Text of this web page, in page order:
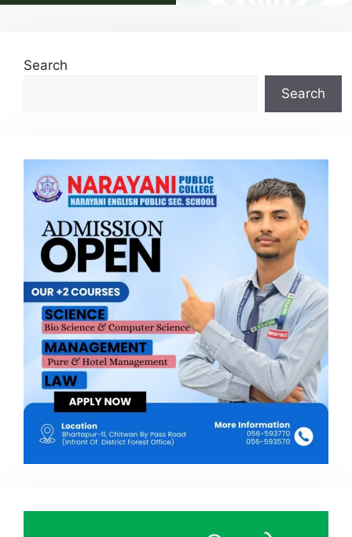
Search
Search